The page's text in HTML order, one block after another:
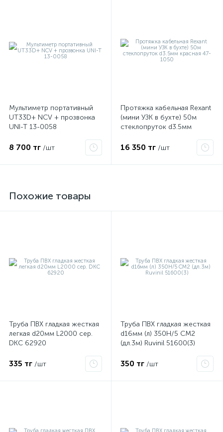
Мультиметр портативный
UT33D+ NCV + прозвонка
UNI-T 13-0058
8 700 тг /шт
Протяжка кабельная Rexant
(мини УЗК в бухте) 50м
стеклопруток d3.5мм
16 350 тг /шт
Похожие товары
Труба ПВХ гладкая жесткая
легкая d20мм L2000 сер.
DKC 62920
335 тг /шт
Труба ПВХ гладкая жесткая
d16мм (л) 350Н/5 СМ2
(дл.3м) Ruvinil 51600(3)
350 тг /шт